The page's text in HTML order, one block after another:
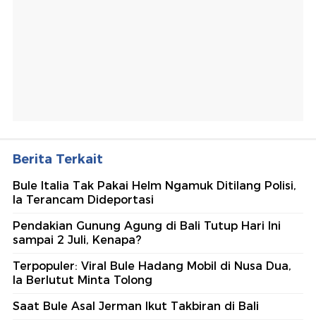
Berita Terkait
Bule Italia Tak Pakai Helm Ngamuk Ditilang Polisi,
Ia Terancam Dideportasi
Pendakian Gunung Agung di Bali Tutup Hari Ini
sampai 2 Juli, Kenapa?
Terpopuler: Viral Bule Hadang Mobil di Nusa Dua,
Ia Berlutut Minta Tolong
Saat Bule Asal Jerman Ikut Takbiran di Bali